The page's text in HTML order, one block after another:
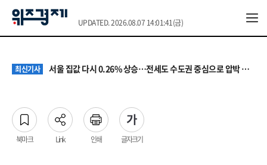
UPDATED. 2026.08.07 14:01:41(금)
최신기사 서울 집값 다시 0.26% 상승…전세도 수도권 중심으로 압박 커져
최신기사 원·하청 교섭 갈등에 안전 지원 위축까지… 노란봉투법 불확실성 해법은
최신기사 청소년 혐오 표현, '처벌과 낙인'에서 '교양과 상식'으로
북마크 Link 인쇄 글자크기